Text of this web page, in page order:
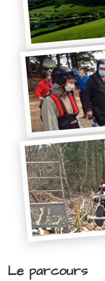
Le parcours